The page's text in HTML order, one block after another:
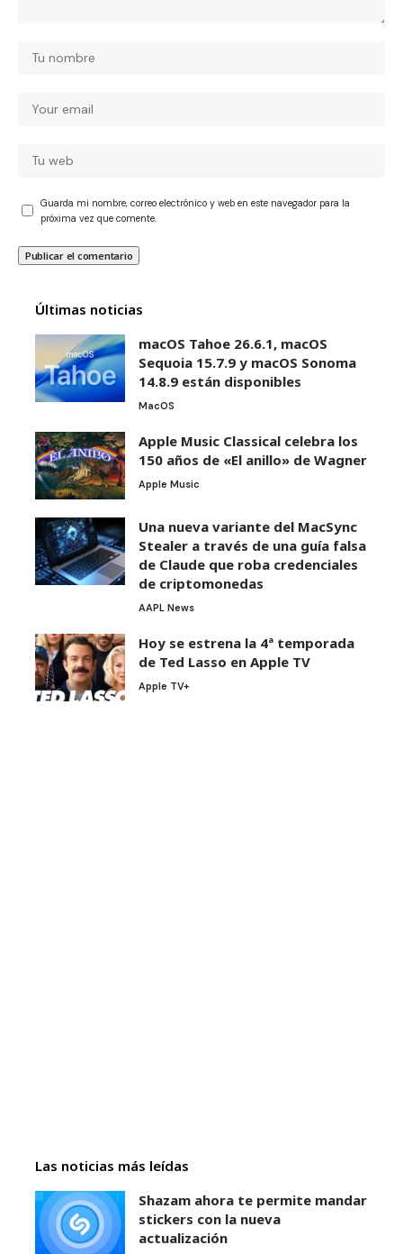
Guarda mi nombre, correo electrónico y web en este navegador para la
próxima vez que comente.
Últimas noticias
macOS Tahoe 26.6.1, macOS
Sequoia 15.7.9 y macOS Sonoma
14.8.9 están disponibles
MacOS
Apple Music Classical celebra los
150 años de «El anillo» de Wagner
Apple Music
Una nueva variante del MacSync
Stealer a través de una guía falsa
de Claude que roba credenciales
de criptomonedas
AAPL News
Hoy se estrena la 4ª temporada
de Ted Lasso en Apple TV
Apple TV+
Las noticias más leídas
Shazam ahora te permite mandar
stickers con la nueva
actualización